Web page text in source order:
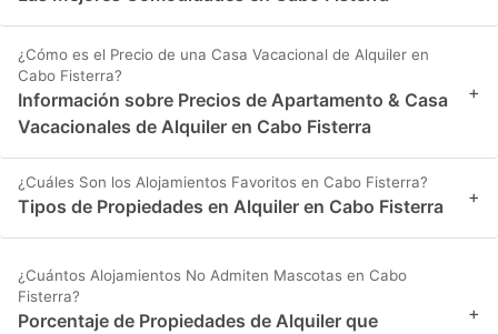
¿Cómo es el Precio de una Casa Vacacional de Alquiler en
Cabo Fisterra?
Información sobre Precios de Apartamento & Casa
Vacacionales de Alquiler en Cabo Fisterra
+
¿Cuáles Son los Alojamientos Favoritos en Cabo Fisterra?
Tipos de Propiedades en Alquiler en Cabo Fisterra +
¿Cuántos Alojamientos No Admiten Mascotas en Cabo
Fisterra?
Porcentaje de Propiedades de Alquiler que
+